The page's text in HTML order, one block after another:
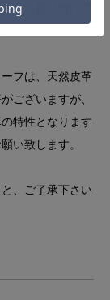
ルに括り付けて
フは、天然皮革
ございますが、
特性となります
い致します。
、ご了承下さい